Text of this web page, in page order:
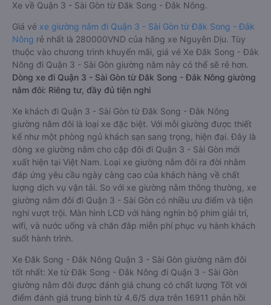
Xe về Quận 3 - Sài Gòn từ Đăk Song - Đắk Nông.
Giá vé xe giường nằm đi Quận 3 - Sài Gòn từ Đăk Song - Đắk
Nông rẻ nhất là 280000VND của hãng xe Nguyên Dịu. Tùy
thuộc vào chương trình khuyến mãi, giá vé Xe Đăk Song - Đắk
Nông đi Quận 3 - Sài Gòn giường nằm này có thể sẽ rẻ hơn.
Dòng xe đi Quận 3 - Sài Gòn từ Đăk Song - Đắk Nông giường
nằm đôi: Riêng tư, đầy đủ tiện nghi
Xe khách đi Quận 3 - Sài Gòn từ Đăk Song - Đắk Nông
giường nằm đôi là loại xe đặc biệt. Với mỗi giường được thiết
kế như một phòng ngủ khách sạn sang trọng, hiện đại. Đây là
dòng xe giường nằm cho cặp đôi đi Quận 3 - Sài Gòn mới
xuất hiện tại Việt Nam. Loại xe giường nằm đôi ra đời nhằm
đáp ứng yêu cầu ngày càng cao của khách hàng về chất
lượng dịch vụ vận tải. So với xe giường nằm thông thường, xe
giường nằm đôi đi Quận 3 - Sài Gòn có nhiều ưu điểm và tiện
nghi vượt trội. Màn hình LCD với hàng nghìn bộ phim giải trí,
wifi, và nước uống và chăn đắp miễn phí phục vụ hành khách
suốt hành trình.
Xe Đăk Song - Đắk Nông Quận 3 - Sài Gòn giường nằm đôi
tốt nhất: Xe từ Đăk Song - Đắk Nông đi Quận 3 - Sài Gòn
giường nằm đôi được đánh giá chung có chất lượng Tốt với
điểm đánh giá trung bình từ 4.6/5 dựa trên 16911 phản hồi